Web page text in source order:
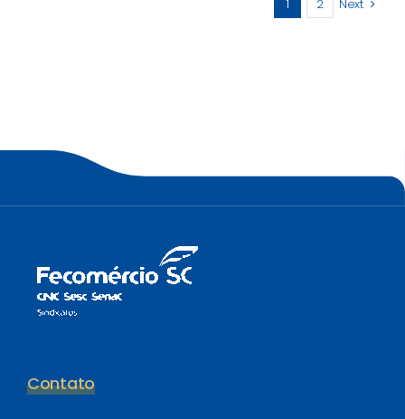
1 2 Next
Contato